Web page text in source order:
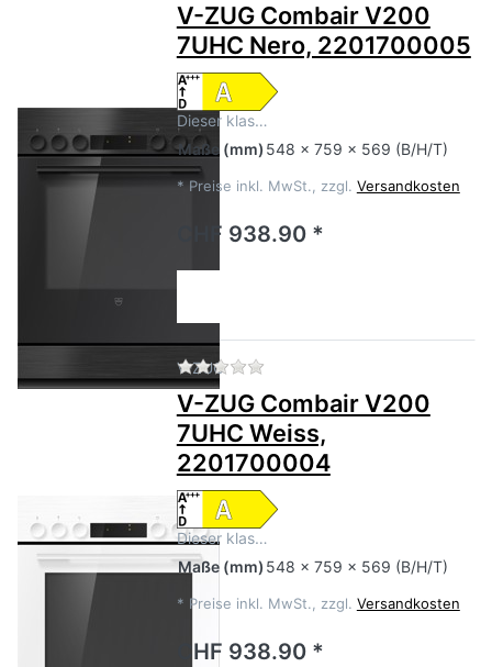
V-ZUG Combair V200
7UHC Nero, 2201700005
Dieser klas…
Maße (mm) 548 x 759 x 569 (B/H/T)
* Preise inkl. MwSt., zzgl. Versandkosten
CHF 938.90 *
V-ZUG Zu diesem Produkt liegen
V-ZUG Combair V200
7UHC Weiss,
2201700004
Dieser klas…
Maße (mm) 548 x 759 x 569 (B/H/T)
* Preise inkl. MwSt., zzgl. Versandkosten
CHF 938.90 *